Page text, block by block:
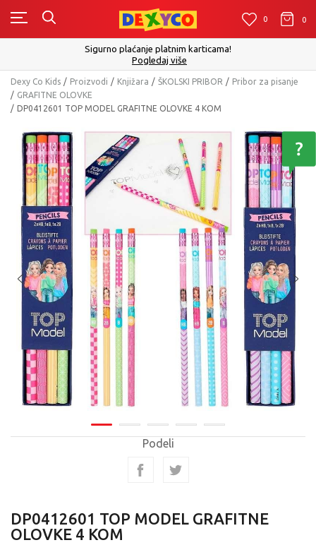
0 0
Sigurno plaćanje platnim karticama!
Pogledaj više
Dexy Co Kids Proizvodi Knjižara ŠKOLSKI PRIBOR
Pribor za pisanje
GRAFITNE OLOVKE
DP0412601 TOP MODEL GRAFITNE OLOVKE 4 KOM
Podeli
DP0412601 TOP MODEL GRAFITNE
OLOVKE 4 KOM